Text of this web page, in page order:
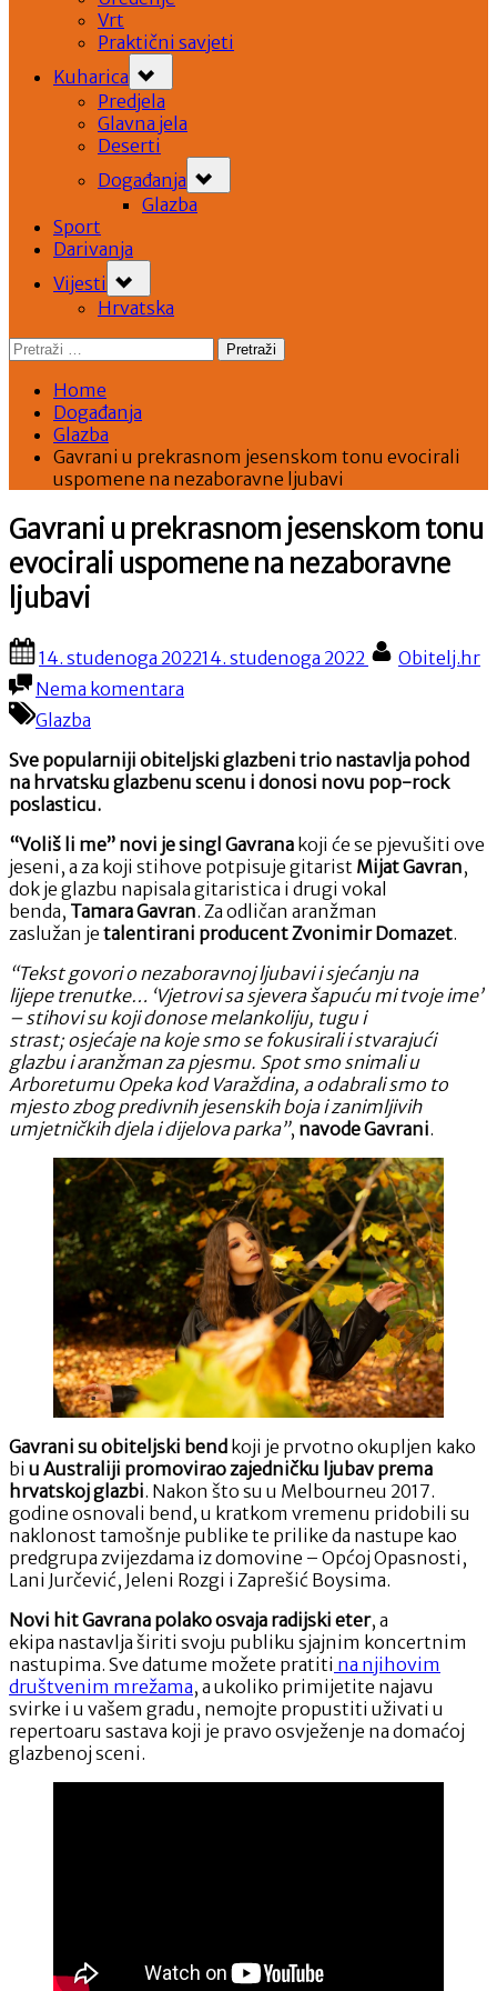
Vrt
Praktični savjeti
Kuharica
sub-
menu
Predjela
Glavna jela
Deserti
Događanja
sub-
menu
Glazba
Sport
Darivanja
Vijesti
sub-
menu
Hrvatska
Pretraži:
Home
Događanja
Glazba
Gavrani u prekrasnom jesenskom tonu evocirali
uspomene na nezaboravne ljubavi
Gavrani u prekrasnom jesenskom tonu
evocirali uspomene na nezaboravne
ljubavi
Posted
on
14. studenoga 202214. studenoga 2022 By
Obitelj.hr
Nema komentara
Gavrani
jesenskom
tonu
uspomene
na
nezaboravne
ljubavi
Glazba
Sve popularniji obiteljski glazbeni trio nastavlja pohod
na hrvatsku glazbenu scenu i donosi novu pop-rock
poslasticu.
“Voliš li me” novi je singl Gavrana koji će se pjevušiti ove
jeseni, a za koji stihove potpisuje gitarist Mijat Gavran,
dok je glazbu napisala gitaristica i drugi vokal
benda, Tamara Gavran. Za odličan aranžman
zaslužan je talentirani producent Zvonimir Domazet.
“Tekst govori o nezaboravnoj ljubavi i sjećanju na
lijepe trenutke… ‘Vjetrovi sa sjevera šapuću mi tvoje ime’
– stihovi su koji donose melankoliju, tugu i
strast; osjećaje na koje smo se fokusirali i stvarajući
glazbu i aranžman za pjesmu. Spot smo snimali u
Arboretumu Opeka kod Varaždina, a odabrali smo to
mjesto zbog predivnih jesenskih boja i zanimljivih
umjetničkih djela i dijelova parka”, navode Gavrani.
Gavrani su obiteljski bend koji je prvotno okupljen kako
bi u Australiji promovirao zajedničku ljubav prema
hrvatskoj glazbi. Nakon što su u Melbourneu 2017.
godine osnovali bend, u kratkom vremenu pridobili su
naklonost tamošnje publike te prilike da nastupe kao
predgrupa zvijezdama iz domovine – Općoj Opasnosti,
Lani Jurčević, Jeleni Rozgi i Zaprešić Boysima.
Novi hit Gavrana polako osvaja radijski eter, a
ekipa nastavlja širiti svoju publiku sjajnim koncertnim
nastupima. Sve datume možete pratiti na njihovim
društvenim mrežama, a ukoliko primijetite najavu
svirke i u vašem gradu, nemojte propustiti uživati u
repertoaru sastava koji je pravo osvježenje na domaćoj
glazbenoj sceni.